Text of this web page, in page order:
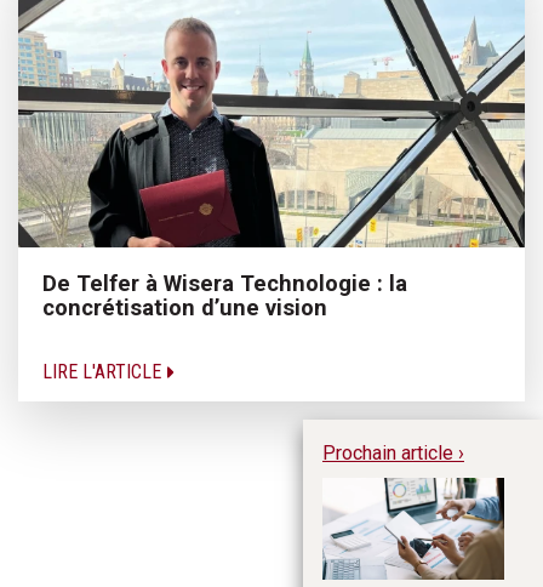
De Telfer à Wisera Technologie : la
concrétisation d’une vision
LIRE L'ARTICLE
Prochain article ›